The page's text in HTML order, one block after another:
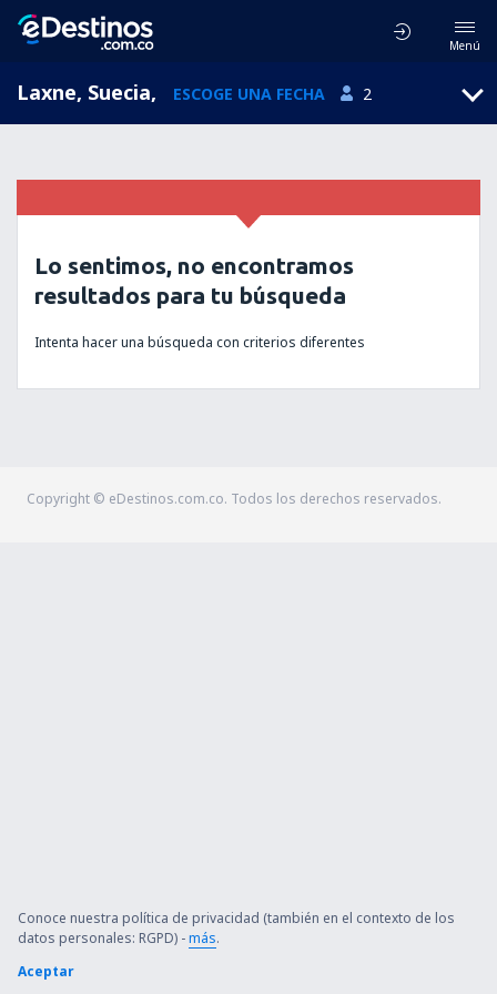
Menú
Laxne, Suecia, ESCOGE UNA FECHA 2
Lo sentimos, no encontramos
resultados para tu búsqueda
Intenta hacer una búsqueda con criterios diferentes
Copyright © eDestinos.com.co. Todos los derechos reservados.
Conoce nuestra política de privacidad (también en el contexto de los
datos personales: RGPD) -más.
Aceptar